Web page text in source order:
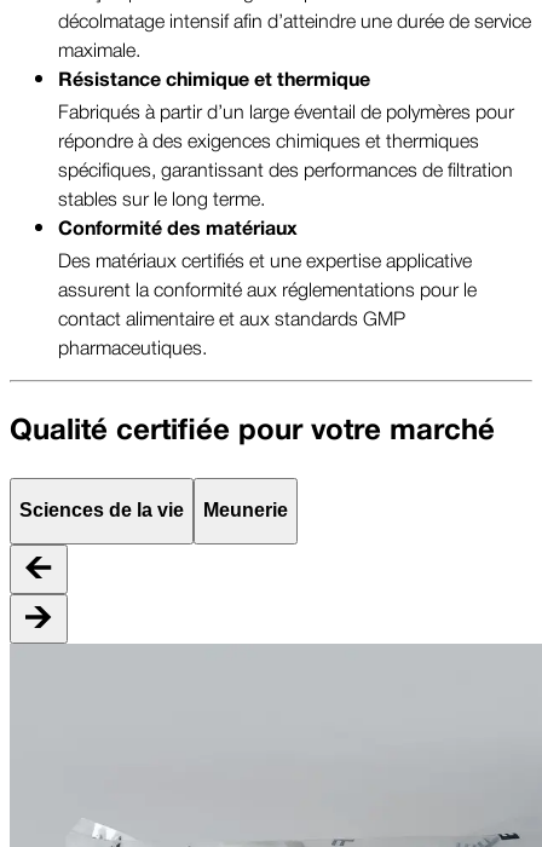
décolmatage intensif afin d’atteindre une durée de service
maximale.
Résistance chimique et thermique
Fabriqués à partir d’un large éventail de polymères pour
répondre à des exigences chimiques et thermiques
spécifiques, garantissant des performances de filtration
stables sur le long terme.
Conformité des matériaux
Des matériaux certifiés et une expertise applicative
assurent la conformité aux réglementations pour le
contact alimentaire et aux standards GMP
pharmaceutiques.
Qualité certifiée pour votre marché
Sciences de la vie Meunerie